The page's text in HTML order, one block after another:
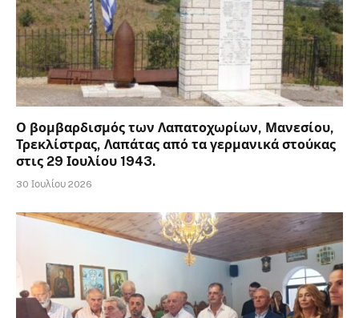
Ο βομβαρδισμός των Λαπατοχωρίων, Μανεσίου,
Τρεκλίστρας, Λαπάτας από τα γερμανικά στούκας
στις 29 Ιουλίου 1943.
30 Ιουλίου 2026